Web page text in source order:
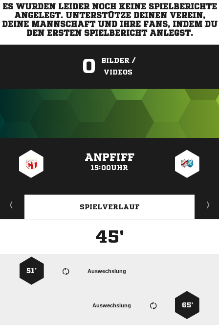
ES WURDEN LEIDER NOCH KEINE SPIELBERICHTE
ANGELEGT. UNTERSTÜTZE DEINEN VEREIN,
DEINE MANNSCHAFT UND IHRE FANS, INDEM DU
DEN ERSTEN SPIELBERICHT ANLEGST.
0
BILDER /
VIDEOS
ANPFIFF
15:00UHR
SPIELVERLAUF
45'
Auswechslung
51’
65’
Auswechslung